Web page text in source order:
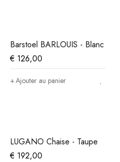
Barstoel BARLOUIS - Blanc
€ 126,00
Ajouter au panier
LUGANO Chaise - Taupe
€ 192,00